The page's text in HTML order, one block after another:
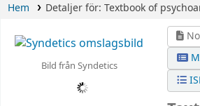
Hem Detaljer för: Textbook of
Bild från Syndetics